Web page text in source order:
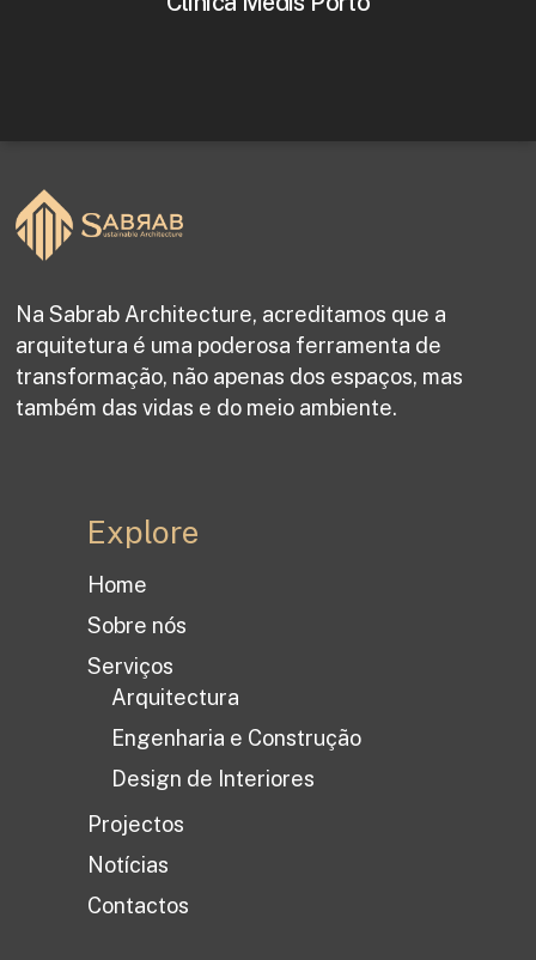
Na Sabrab Architecture, acreditamos que a
arquitetura é uma poderosa ferramenta de
transformação, não apenas dos espaços, mas
também das vidas e do meio ambiente.
Explore
Home
Sobre nós
Serviços
Arquitectura
Engenharia e Construção
Design de Interiores
Projectos
Notícias
Contactos